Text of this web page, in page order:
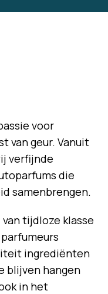
voor
van geur. Vanuit
verfijnde
die
samenbrengen.
tijdloze klasse
ingrediënten
blijven hangen
in het